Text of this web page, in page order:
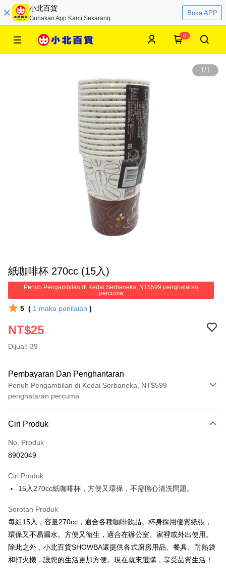
小北百貨
Gunakan App Kami Sekarang
Buka APP
0
1/1
紙咖啡杯 270cc (15入)
Penuh Pengambilan di Kedai Serbaneka, NT$599 penghataran
percuma
5 ( 1 maka penilaian )
NT$25
Dijual: 39
Pembayaran Dan Penghantaran
Penuh Pengambilan di Kedai Serbaneka, NT$599
penghataran percuma
Kad Kredit (Bayaran Penuh)
Pengambilan di Kedai Serbaneka
Apple Pay
Easy Wallet
Google Pay
AFTEE
Ciri Produk
No. Produk
8902049
Ciri Produk
15入270cc紙咖啡杯，方便又環保，不需擔心清洗問題。
Sorotan Produk
每組15入，容量270cc，適合各種咖啡飲品。杯身採用優質紙張，
環保又不易漏水。方便又衛生，適合在辦公室、家裡或外出使用。
除此之外，小北百貨SHOWBA還提供各式廚房用品、餐具、耐熱袋
和打火機，讓您的生活更加方便。現在就來選購，享受品質生活！